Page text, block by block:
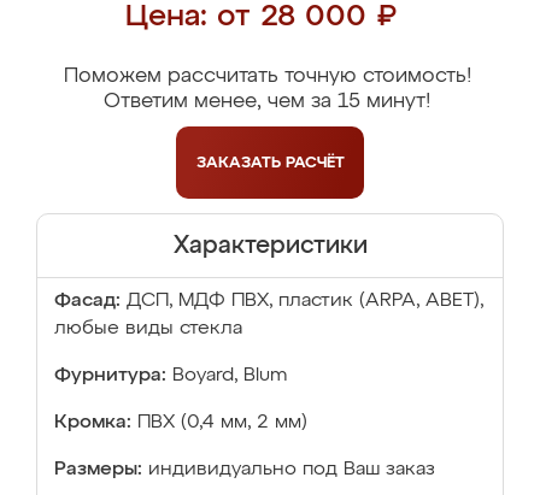
Цена: от 28 000 ₽
Поможем рассчитать точную стоимость!
Ответим менее, чем за 15 минут!
ЗАКАЗАТЬ РАСЧЁТ
Характеристики
Фасад: ДСП, МДФ ПВХ, пластик (ARPA, ABET),
любые виды стекла
Фурнитура: Boyard, Blum
Кромка: ПВХ (0,4 мм, 2 мм)
Размеры: индивидуально под Ваш заказ